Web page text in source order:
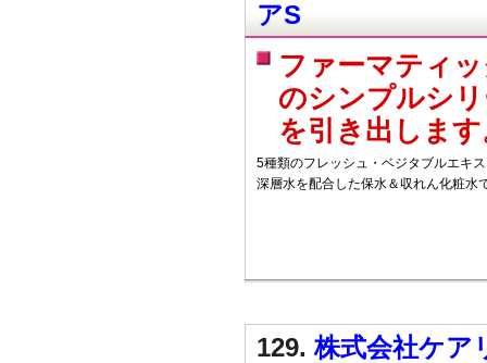
アS
ファーマティ
のシンプルシ
を引き出します
5種類のフレッシュ・ベジタブルエキ
深層水を配合した保水＆収れん化粧水
129.株式会社ケア